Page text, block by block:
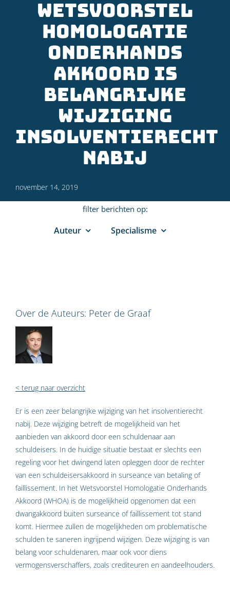
Wetsvoorstel
Homologatie
Onderhands
Akkoord is
belangrijke
wijziging
insolventierecht
nabij
november 14, 2019
filter berichten op:
Auteur Specialisme
Over de Auteurs: Peter de Graaf
< terug naar overzicht
Er is een zeer belangrijke wijziging van het insolventierecht
nabij. Deze wijziging betreft de mogelijkheid van het
aanbieden van akkoord door een schuldenaar aan
schuldeisers. In de huidige situatie bestaat er slechts een
regeling voor het dwingend laten opleggen door de rechter
van een schuldeisersakkoord in surseance van betaling of
faillissement. In het Wetsvoorstel Homologatie Onderhands
Akkoord (WHOA) is de mogelijkheid opgenomen dat een
dwangakkoord buiten surseance of faillissement tot stand
komt. Hiermee zullen de mogelijkheden om problematische
schulden te saneren ingrijpend wijzigen. Deze wijziging is van
belang voor schuldenaren, maar ook voor diens
vermogensverschaffers, zoals crediteuren en aandeelhouders.